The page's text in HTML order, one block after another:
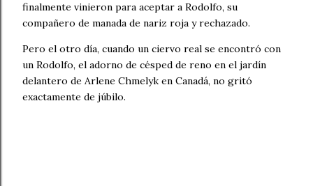
finalmente vinieron para aceptar a Rodolfo, su
compañero de manada de nariz roja y rechazado.
Pero el otro día, cuando un ciervo real se encontró con
un Rodolfo, el adorno de césped de reno en el jardín
delantero de Arlene Chmelyk en Canadá, no gritó
exactamente de júbilo.